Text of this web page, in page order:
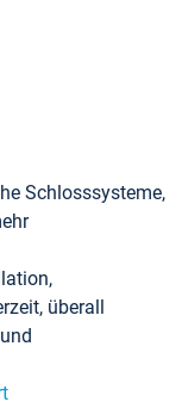
Schlosssysteme,
überall